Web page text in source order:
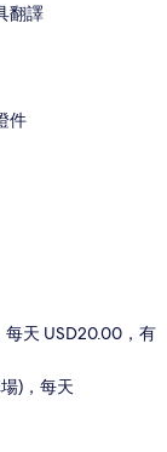
翻譯
件
天 USD20.00，有
)，每天